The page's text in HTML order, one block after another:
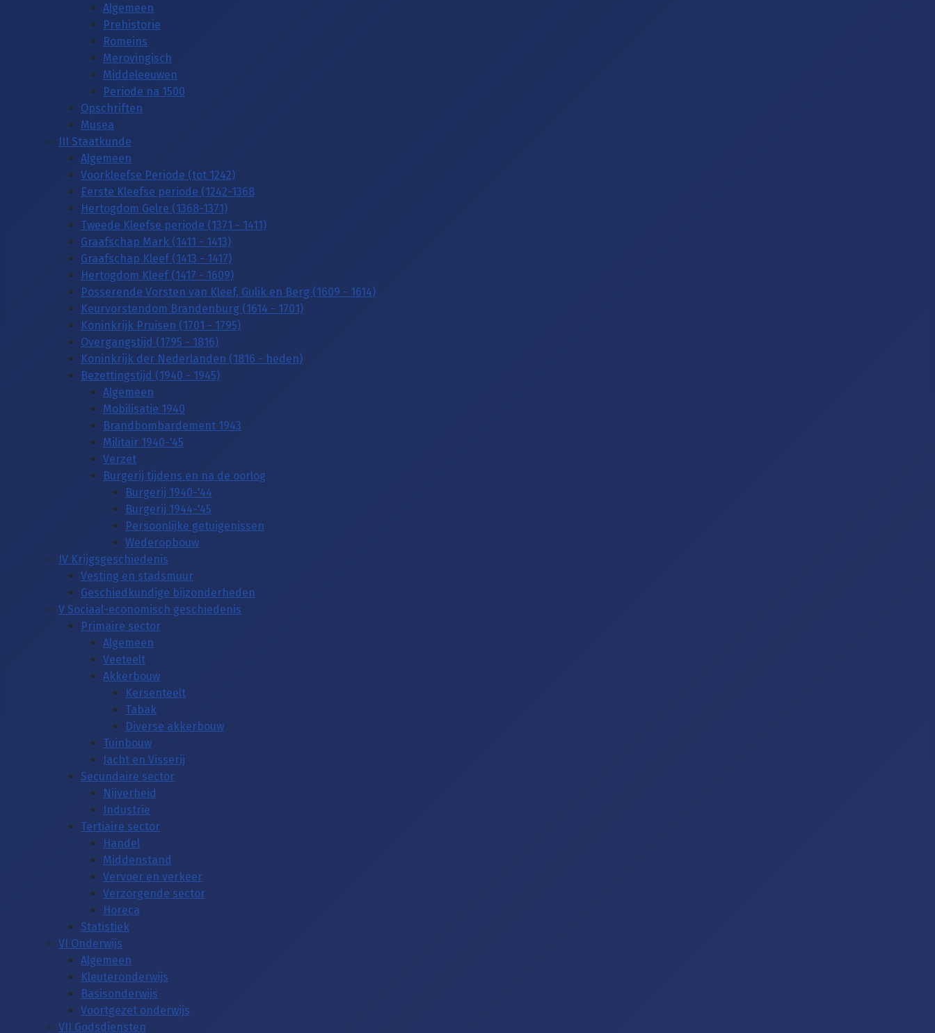
Algemeen
Prehistorie
Romeins
Merovingisch
Middeleeuwen
Periode na 1500
Opschriften
Musea
III Staatkunde
Algemeen
Voorkleefse Periode (tot 1242)
Eerste Kleefse periode (1242-1368
Hertogdom Gelre (1368-1371)
Tweede Kleefse periode (1371 - 1411)
Graafschap Mark (1411 - 1413)
Graafschap Kleef (1413 - 1417)
Hertogdom Kleef (1417 - 1609)
Posserende Vorsten van Kleef, Gulik en Berg (1609 - 1614)
Keurvorstendom Brandenburg (1614 - 1701)
Koninkrijk Pruisen (1701 - 1795)
Overgangstijd (1795 - 1816)
Koninkrijk der Nederlanden (1816 - heden)
Bezettingstijd (1940 - 1945)
Algemeen
Mobilisatie 1940
Brandbombardement 1943
Militair 1940-'45
Verzet
Burgerij tijdens en na de oorlog
Burgerij 1940-'44
Burgerij 1944-'45
Persoonlijke getuigenissen
Wederopbouw
IV Krijgsgeschiedenis
Vesting en stadsmuur
Geschiedkundige bijzonderheden
V Sociaal-economisch geschiedenis
Primaire sector
Algemeen
Veeteelt
Akkerbouw
Kersenteelt
Tabak
Diverse akkerbouw
Tuinbouw
Jacht en Visserij
Secundaire sector
Nijverheid
Industrie
Tertiaire sector
Handel
Middenstand
Vervoer en verkeer
Verzorgende sector
Horeca
Statistiek
VI Onderwijs
Algemeen
Kleuteronderwijs
Basisonderwijs
Voortgezet onderwijs
VII Godsdiensten